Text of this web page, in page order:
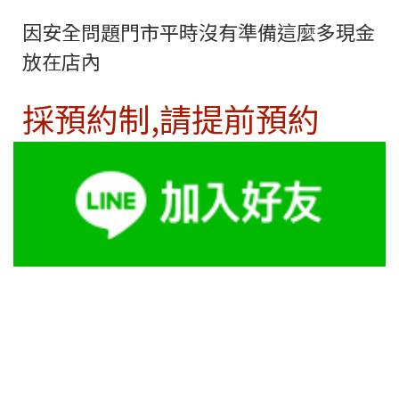
因安全問題門市平時沒有準備這麼多現金
放在店內
採預約制,請提前預約